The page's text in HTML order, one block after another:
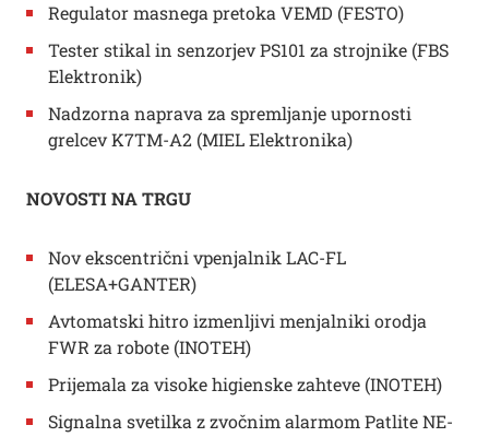
Regulator masnega pretoka VEMD (FESTO)
Tester stikal in senzorjev PS101 za strojnike (FBS
Elektronik)
Nadzorna naprava za spremljanje upornosti
grelcev K7TM-A2 (MIEL Elektronika)
NOVOSTI NA TRGU
Nov ekscentrični vpenjalnik LAC-FL
(ELESA+GANTER)
Avtomatski hitro izmenljivi menjalniki orodja
FWR za robote (INOTEH)
Prijemala za visoke higienske zahteve (INOTEH)
Signalna svetilka z zvočnim alarmom Patlite NE-